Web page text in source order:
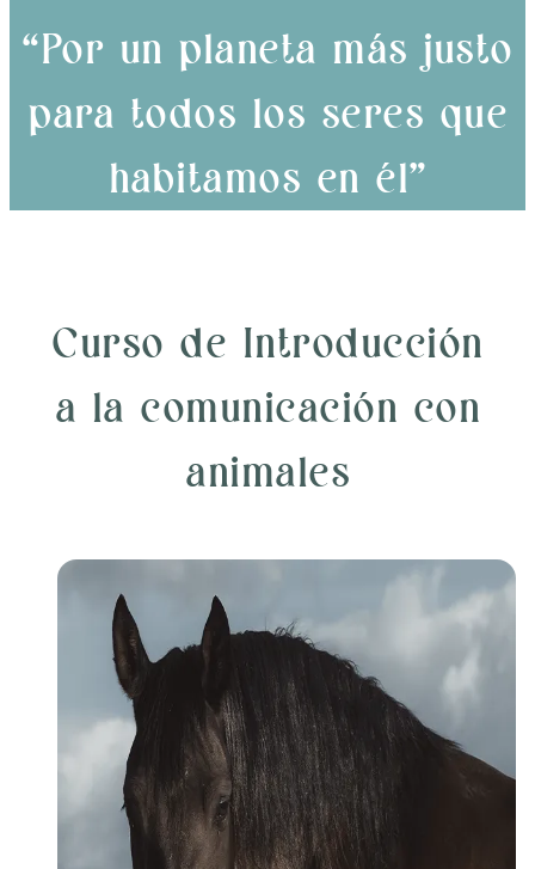
“Por un planeta más justo
para todos los seres que
habitamos en él”
Curso de Introducción
a la comunicación con
animales